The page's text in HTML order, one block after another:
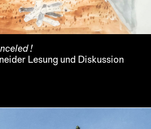
!
Lesung und Diskussion